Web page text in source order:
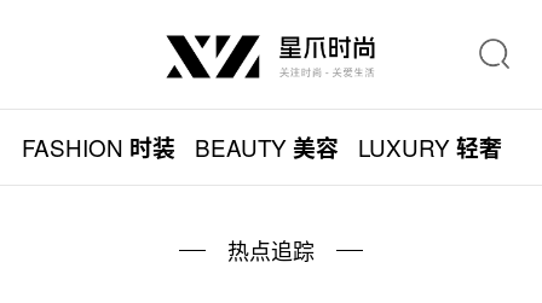
FASHION 时装 BEAUTY美容 LUXURY轻奢
热点追踪